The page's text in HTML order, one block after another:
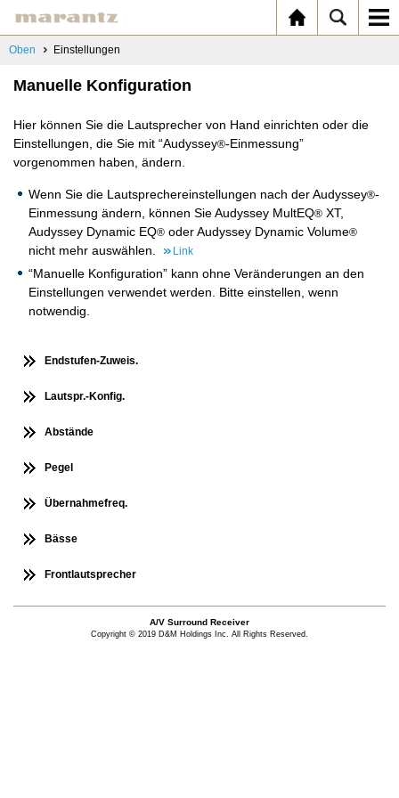
Oben Einstellungen
Manuelle Konfiguration
Hier können Sie die Lautsprecher von Hand einrichten oder die
Einstellungen, die Sie mit “Audyssey®-Einmessung”
vorgenommen haben, ändern.
Wenn Sie die Lautsprechereinstellungen nach der Audyssey®-
Einmessung ändern, können Sie Audyssey MultEQ® XT,
Audyssey Dynamic EQ® oder Audyssey Dynamic Volume®
nicht mehr auswählen. Link
“Manuelle Konfiguration” kann ohne Veränderungen an den
Einstellungen verwendet werden. Bitte einstellen, wenn
notwendig.
Endstufen-Zuweis.
Lautspr.-Konfig.
Abstände
Pegel
Übernahmefreq.
Bässe
Frontlautsprecher
A/V Surround Receiver
Copyright © 2019 D&M Holdings Inc. All Rights Reserved.